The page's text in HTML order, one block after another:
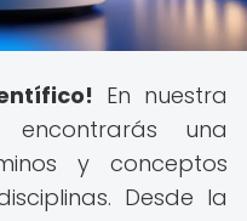
En nuestra
una
y conceptos
Desde la